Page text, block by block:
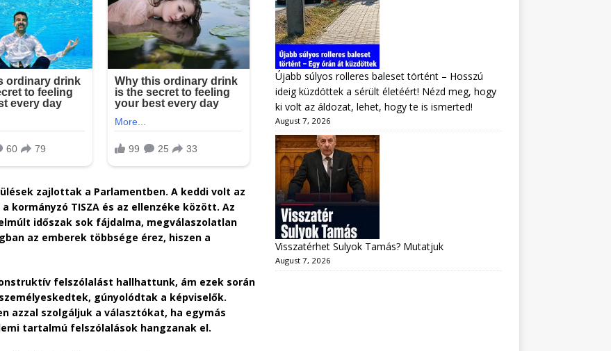
zajlottak a Parlamentben. A keddi volt az
kormányzó TISZA és az ellenzéke között. Az
időszak sok fájdalma, megválaszolatlan
az emberek többsége érez, hiszen a
felszólalást hallhattunk, ám ezek során
gúnyolódtak a képviselők.
azzal szolgáljuk a választókat, ha egymás
tartalmú felszólalások hangzanak el.
Újabb súlyos rolleres baleset történt – Hosszú
ideig küzdöttek a sérült életéért! Nézd meg, hogy
ki volt az áldozat, lehet, hogy te is ismerted!
August 7, 2026
Visszatérhet Sulyok Tamás? Mutatjuk
August 7, 2026